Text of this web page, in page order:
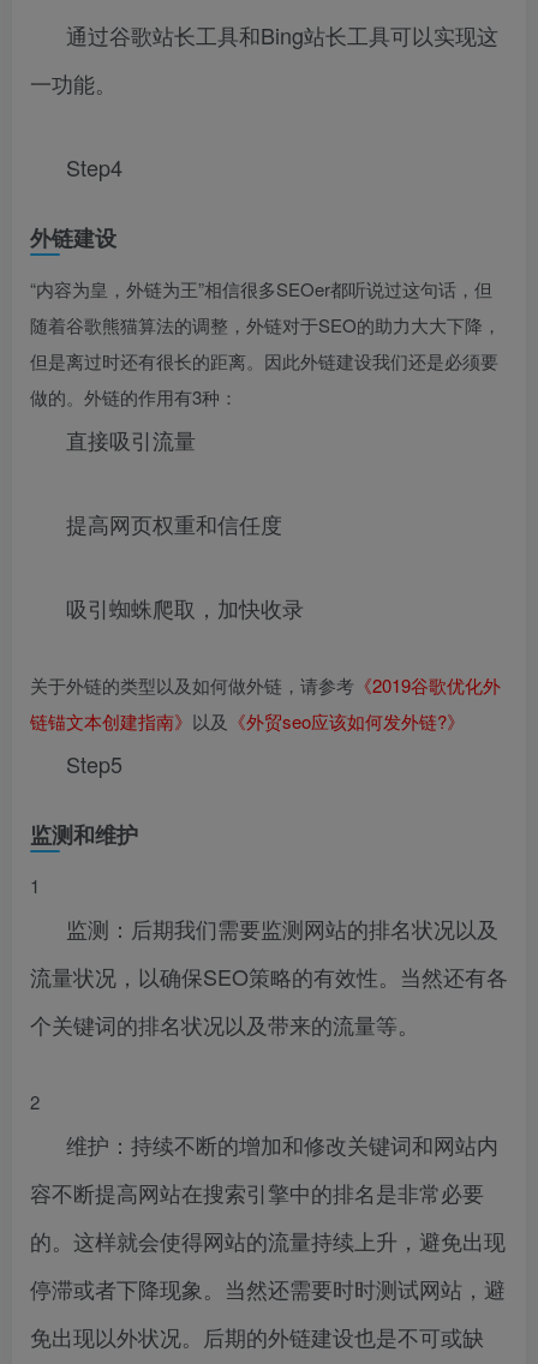
通过谷歌站长工具和Bing站长工具可以实现这
一功能。
Step4
外链建设
“内容为皇，外链为王”相信很多SEOer都听说过这句话，但
随着谷歌熊猫算法的调整，外链对于SEO的助力大大下降，
但是离过时还有很长的距离。因此外链建设我们还是必须要
做的。外链的作用有3种：
直接吸引流量
提高网页权重和信任度
吸引蜘蛛爬取，加快收录
关于外链的类型以及如何做外链，请参考 《2019谷歌优化外
链锚文本创建指南》 以及 《外贸seo应该如何发外链?》
Step5
监测和维护
1
监测：后期我们需要监测网站的排名状况以及
流量状况，以确保SEO策略的有效性。当然还有各
个关键词的排名状况以及带来的流量等。
2
维护：持续不断的增加和修改关键词和网站内
容不断提高网站在搜索引擎中的排名是非常必要
的。这样就会使得网站的流量持续上升，避免出现
停滞或者下降现象。当然还需要时时测试网站，避
免出现以外状况。后期的外链建设也是不可或缺